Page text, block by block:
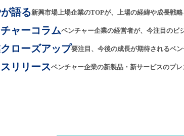
語る新興市場上場企業のTOPが、上場の経緯や成長戦略
ャーコラムベンチャー企業の経営者が、今注目のビ
ローズアップ要注目、今後の成長が期待されるベン
リリースベンチャー企業の新製品・新サービスのプレ